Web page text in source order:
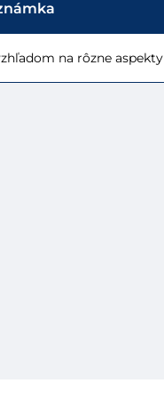
na rôzne aspekty